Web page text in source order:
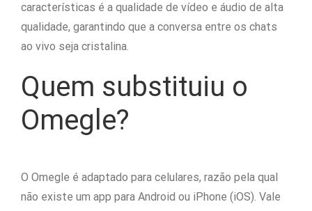
características é a qualidade de vídeo e áudio de alta
qualidade, garantindo que a conversa entre os chats
ao vivo seja cristalina.
Quem substituiu o
Omegle?
O Omegle é adaptado para celulares, razão pela qual
não existe um app para Android ou iPhone (iOS). Vale